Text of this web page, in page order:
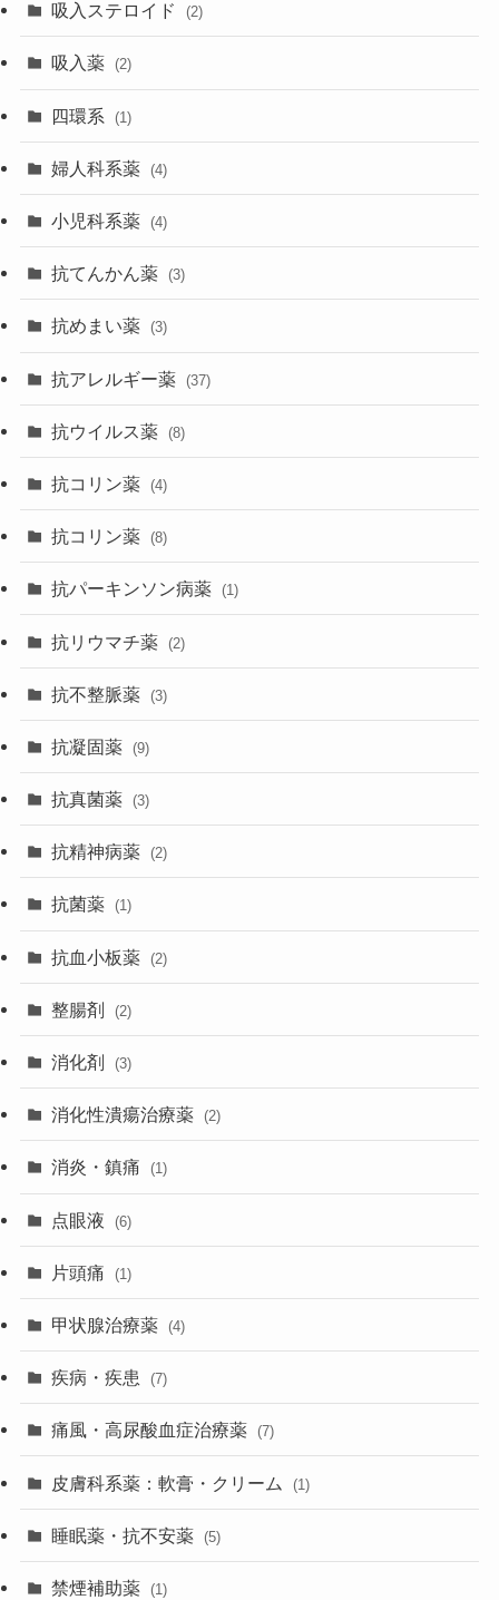
吸入ステロイド (2)
吸入薬 (2)
四環系 (1)
婦人科系薬 (4)
小児科系薬 (4)
抗てんかん薬 (3)
抗めまい薬 (3)
抗アレルギー薬 (37)
抗ウイルス薬 (8)
抗コリン薬 (4)
抗コリン薬 (8)
抗パーキンソン病薬 (1)
抗リウマチ薬 (2)
抗不整脈薬 (3)
抗凝固薬 (9)
抗真菌薬 (3)
抗精神病薬 (2)
抗菌薬 (1)
抗血小板薬 (2)
整腸剤 (2)
消化剤 (3)
消化性潰瘍治療薬 (2)
消炎・鎮痛 (1)
点眼液 (6)
片頭痛 (1)
甲状腺治療薬 (4)
疾病・疾患 (7)
痛風・高尿酸血症治療薬 (7)
皮膚科系薬：軟膏・クリーム (1)
睡眠薬・抗不安薬 (5)
禁煙補助薬 (1)